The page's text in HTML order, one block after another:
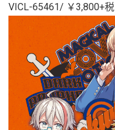
VICL-65461/ ￥3,800+税